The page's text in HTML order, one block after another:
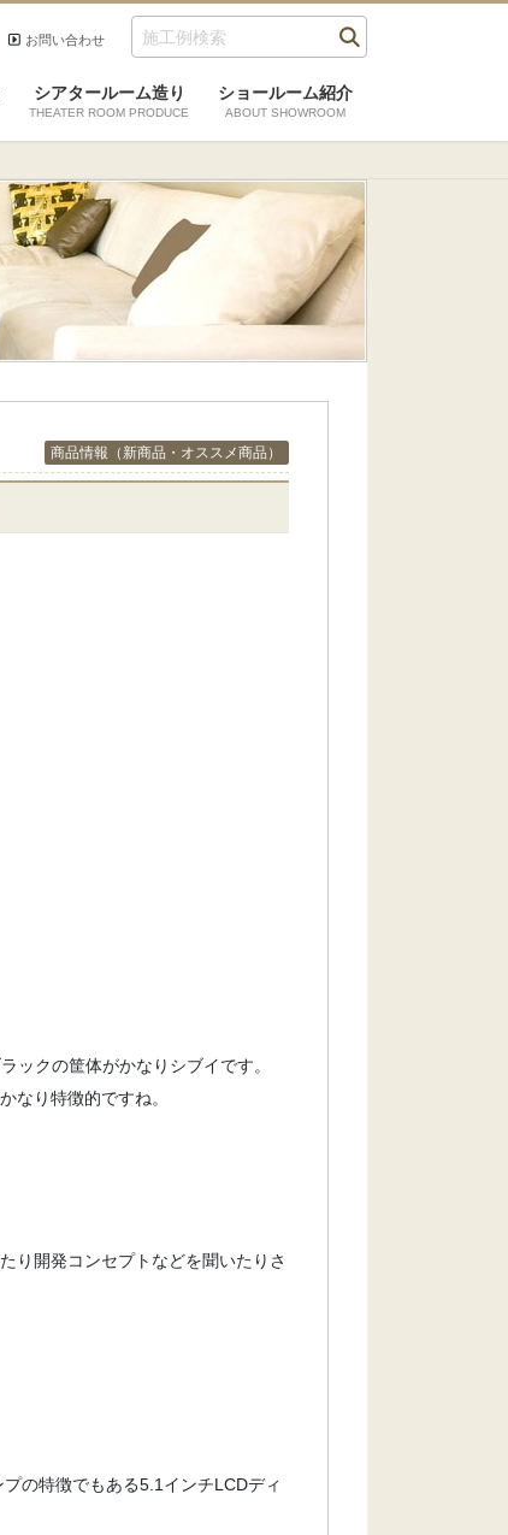
お問い合わせ
シアタールーム造り
THEATER ROOM PRODUCE
ショールーム紹介
ABOUT SHOWROOM
商品情報（新商品・オススメ商品）
ックの筐体がかなりシブイです。
なり特徴的ですね。
り開発コンセプトなどを聞いたりさ
の特徴でもある5.1インチLCDディ